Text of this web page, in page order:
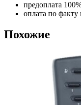
предоплата
оплата по факту
Похожие